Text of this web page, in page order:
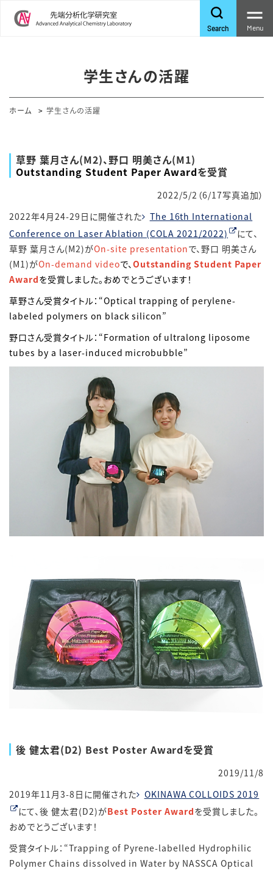
Search Menu
学生さんの活躍
ホーム 学生さんの活躍
草野 葉月さん(M2)、野口 明美さん(M1)
Outstanding Student Paper Awardを受賞
2022/5/2（6/17写真追加）
2022年4月24-29日に開催された
The 16th International
Conference on Laser Ablation (COLA 2021/2022)
にて、
草野 葉月さん(M2)がOn-site presentationで、野口 明美さん
(M1)がOn-demand videoで、 Outstanding Student Paper
Awardを受賞しました。おめでとうございます！
草野さん受賞タイトル：“Optical trapping of perylene-
labeled polymers on black silicon”
野口さん受賞タイトル：“Formation of ultralong liposome
tubes by a laser-induced microbubble”
後 健太君(D2) Best Poster Awardを受賞
2019/11/8
2019年11月3-8日に開催された
OKINAWA COLLOIDS 2019
にて、後 健太君(D2)がBest Poster Awardを受賞しました。
おめでとうございます！
受賞タイトル：“Trapping of Pyrene-labelled Hydrophilic
Polymer Chains dissolved in Water by NASSCA Optical